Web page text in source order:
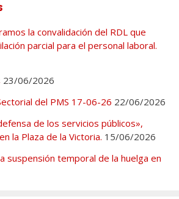
la convalidación del RDL que
parcial para el personal laboral.
23/06/2026
del PMS 17-06-26 22/06/2026
de los servicios públicos»,
la Plaza de la Victoria. 15/06/2026
suspensión temporal de la huelga en